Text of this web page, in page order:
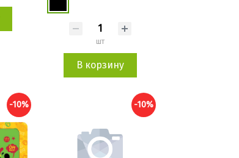
шт
В корзину
-10% -10%